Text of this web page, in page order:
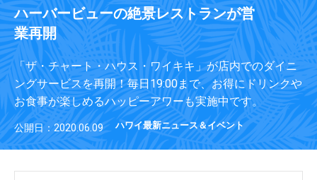
ハーバービューの絶景レストランが営
業再開
「ザ・チャート・ハウス・ワイキキ」が店内でのダイニ
ングサービスを再開！毎日19:00まで、お得にドリンクや
お食事が楽しめるハッピーアワーも実施中です。
公開日：2020.06.09 ハワイ最新ニュース＆イベント